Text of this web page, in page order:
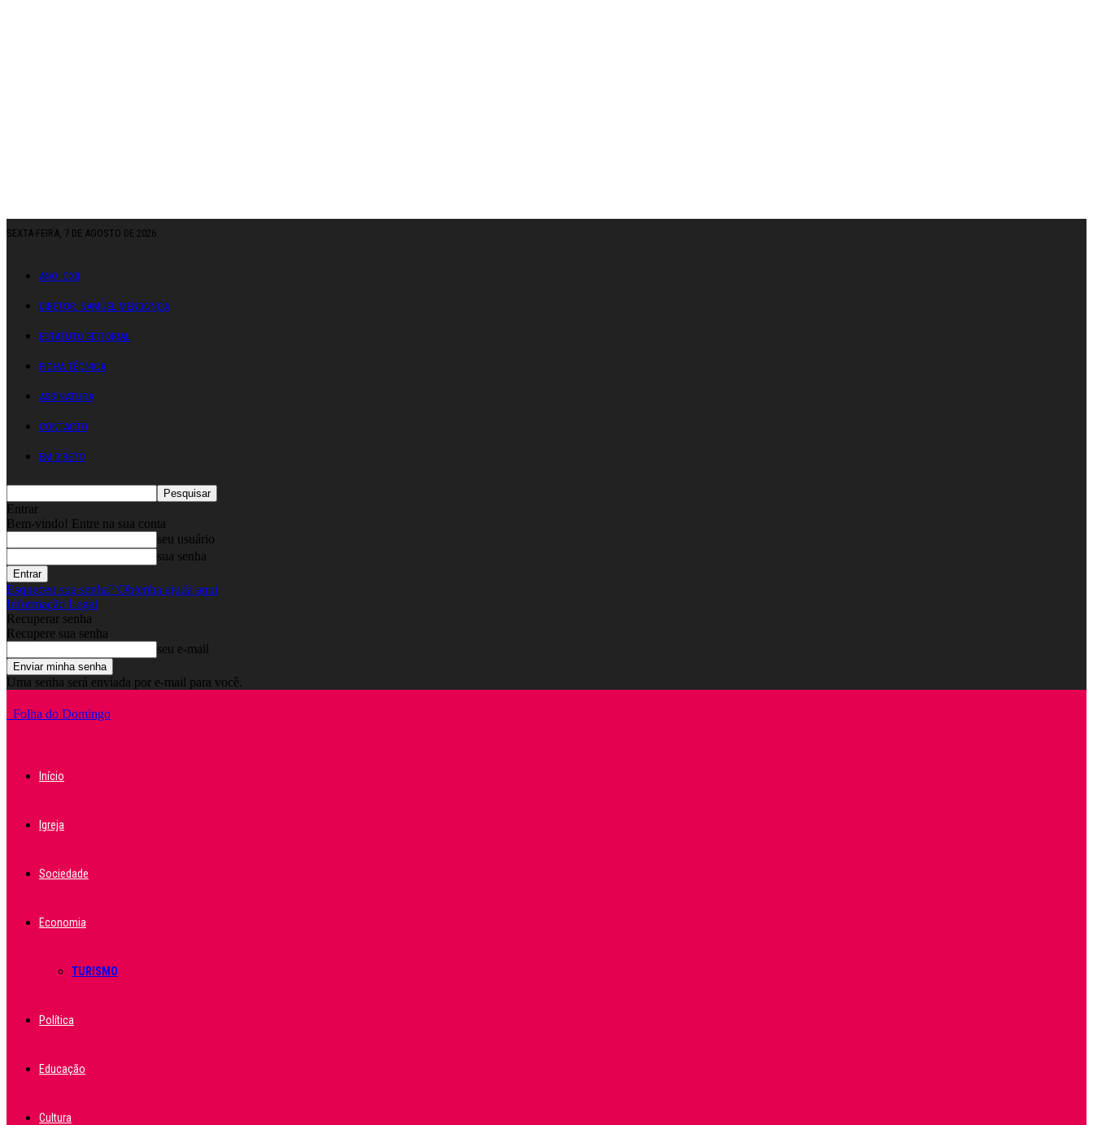
SEXTA-FEIRA, 7 DE AGOSTO DE 2026
ANO: CXII
DIRETOR: SAMUEL MENDONÇA
ESTATUTO EDITORIAL
FICHA TÉCNICA
ASSINATURA
CONTACTO
EM DIRETO
Entrar
Bem-vindo! Entre na sua conta
seu usuário
sua senha
Esqueceu sua senha? Obtenha ajuda aqui
Informação Legal
Recuperar senha
Recupere sua senha
seu e-mail
Uma senha será enviada por e-mail para você.
Folha do Domingo
Início
Igreja
Sociedade
Economia
TURISMO
Política
Educação
Cultura